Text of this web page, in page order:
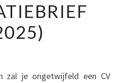
zal je ongetwijfeld een CV